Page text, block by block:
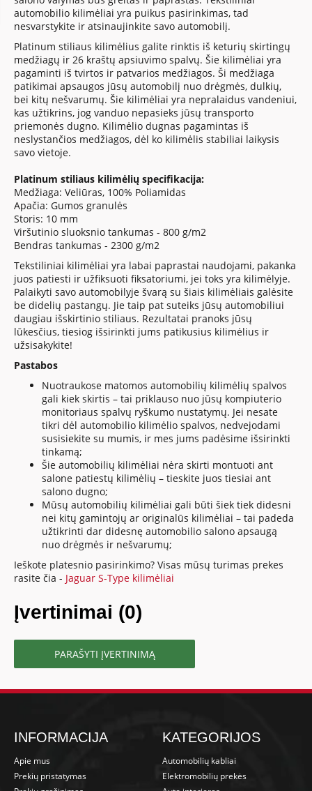
automobilio kilimėliai yra puikus pasirinkimas, tad
nesvarstykite ir atsinaujinkite savo automobilį.
Platinum stiliaus kilimėlius galite rinktis iš keturių skirtingų
medžiagų ir 26 kraštų apsiuvimo spalvų. Šie kilimėliai yra
pagaminti iš tvirtos ir patvarios medžiagos. Ši medžiaga
patikimai apsaugos jūsų automobilį nuo drėgmės, dulkių,
bei kitų nešvarumų. Šie kilimėliai yra nepralaidus vandeniui,
kas užtikrins, jog vanduo nepasieks jūsų transporto
priemonės dugno. Kilimėlio dugnas pagamintas iš
neslystančios medžiagos, dėl ko kilimėlis stabiliai laikysis
savo vietoje.
Platinum stiliaus kilimėlių specifikacija:
Medžiaga: Veliūras, 100% Poliamidas
Apačia: Gumos granulės
Storis: 10 mm
Viršutinio sluoksnio tankumas - 800 g/m2
Bendras tankumas - 2300 g/m2
Tekstiliniai kilimėliai yra labai paprastai naudojami, pakanka
juos patiesti ir užfiksuoti fiksatoriumi, jei toks yra kilimėlyje.
Palaikyti savo automobilyje švarą su šiais kilimėliais galėsite
be didelių pastangų. Jie taip pat suteiks jūsų automobiliui
daugiau išskirtinio stiliaus. Rezultatai pranoks jūsų
lūkesčius, tiesiog išsirinkti jums patikusius kilimėlius ir
užsisakykite!
Pastabos
Nuotraukose matomos automobilių kilimėlių spalvos
gali kiek skirtis – tai priklauso nuo jūsų kompiuterio
monitoriaus spalvų ryškumo nustatymų. Jei nesate
tikri dėl automobilio kilimėlio spalvos, nedvejodami
susisiekite su mumis, ir mes jums padėsime išsirinkti
tinkamą;
Šie automobilių kilimėliai nėra skirti montuoti ant
salone patiestų kilimėlių – tieskite juos tiesiai ant
salono dugno;
Mūsų automobilių kilimėliai gali būti šiek tiek didesni
nei kitų gamintojų ar originalūs kilimėliai – tai padeda
užtikrinti dar didesnę automobilio salono apsaugą
nuo drėgmės ir nešvarumų;
Ieškote platesnio pasirinkimo? Visas mūsų turimas prekes
rasite čia - Jaguar S-Type kilimėliai
Įvertinimai (0)
PARAŠYTI ĮVERTINIMĄ
INFORMACIJA
Apie mus
Prekių pristatymas
KATEGORIJOS
Automobilių kabliai
Elektromobilių prekės